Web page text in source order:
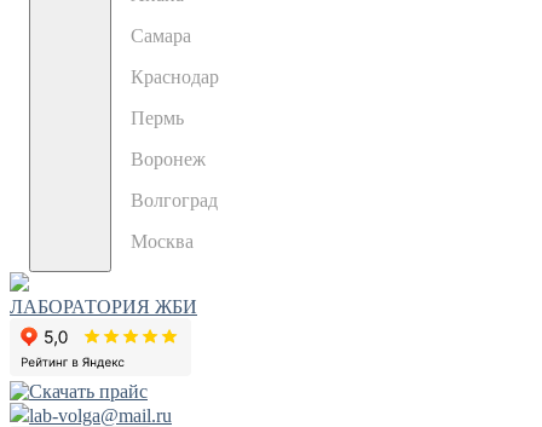
Самара
Краснодар
Пермь
Воронеж
Волгоград
Москва
ЛАБОРАТОРИЯ ЖБИ
lab-volga@mail.ru